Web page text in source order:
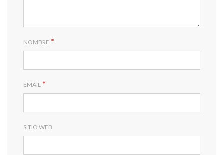
NOMBRE *
EMAIL *
SITIO WEB